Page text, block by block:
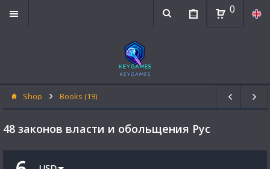
0
Shop Books (19)
48 законов власти и обольщения Рус